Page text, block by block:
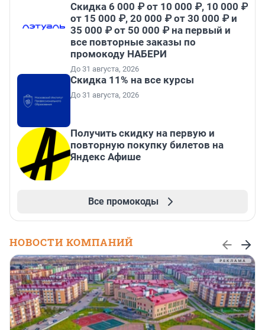
Скидка 6 000 ₽ от 10 000 ₽, 10 000 ₽
от 15 000 ₽, 20 000 ₽ от 30 000 ₽ и
35 000 ₽ от 50 000 ₽ на первый и
все повторные заказы по
промокоду НАБЕРИ
До 31 августа, 2026
Скидка 11% на все курсы
До 31 августа, 2026
Получить скидку на первую и
повторную покупку билетов на
Яндекс Афише
Все промокоды
НОВОСТИ КОМПАНИЙ